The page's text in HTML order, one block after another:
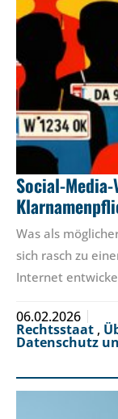
Social-
Was als
sich rasch zu
Internet
06.02.2026
Rechtsstaat ,
Datenschutz